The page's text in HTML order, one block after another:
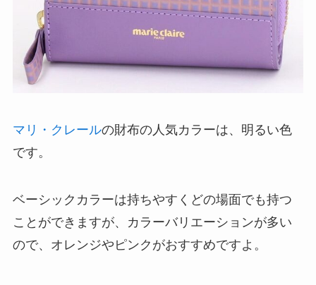
マリ・クレールの財布の人気カラーは、明るい色
です。
ベーシックカラーは持ちやすくどの場面でも持つ
ことができますが、カラーバリエーションが多い
ので、オレンジやピンクがおすすめですよ。